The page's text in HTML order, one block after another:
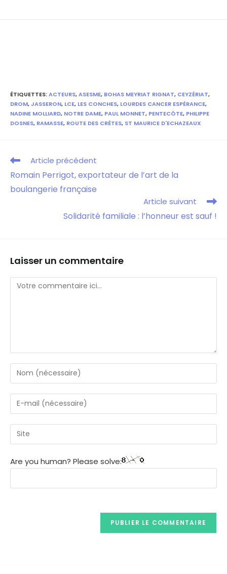
ÉTIQUETTES:ACTEURS,ASESME, BOHAS MEYRIAT RIGNAT, CEYZÉRIAT,
DROM,JASSERON, LCE, LES CONCHES, LOURDES CANCER ESPÉRANCE,
NADINE MOLLIARD, NOTRE DAME, PAUL MONNET, PENTECÔTE, PHILIPPE
DOSNES, RAMASSE, ROUTE DES CRÊTES, ST MAURICE D'ECHAZEAUX
Article précédent
Romain Perrigot, exportateur de l’art de la
boulangerie française
Article suivant
Solidarité familiale : l’honneur est sauf !
Laisser un commentaire
Are you human? Please solve: